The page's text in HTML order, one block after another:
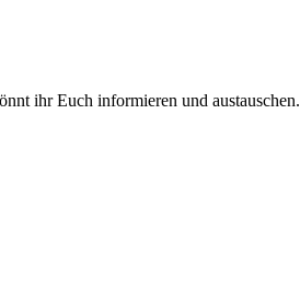
ihr Euch informieren und austauschen.